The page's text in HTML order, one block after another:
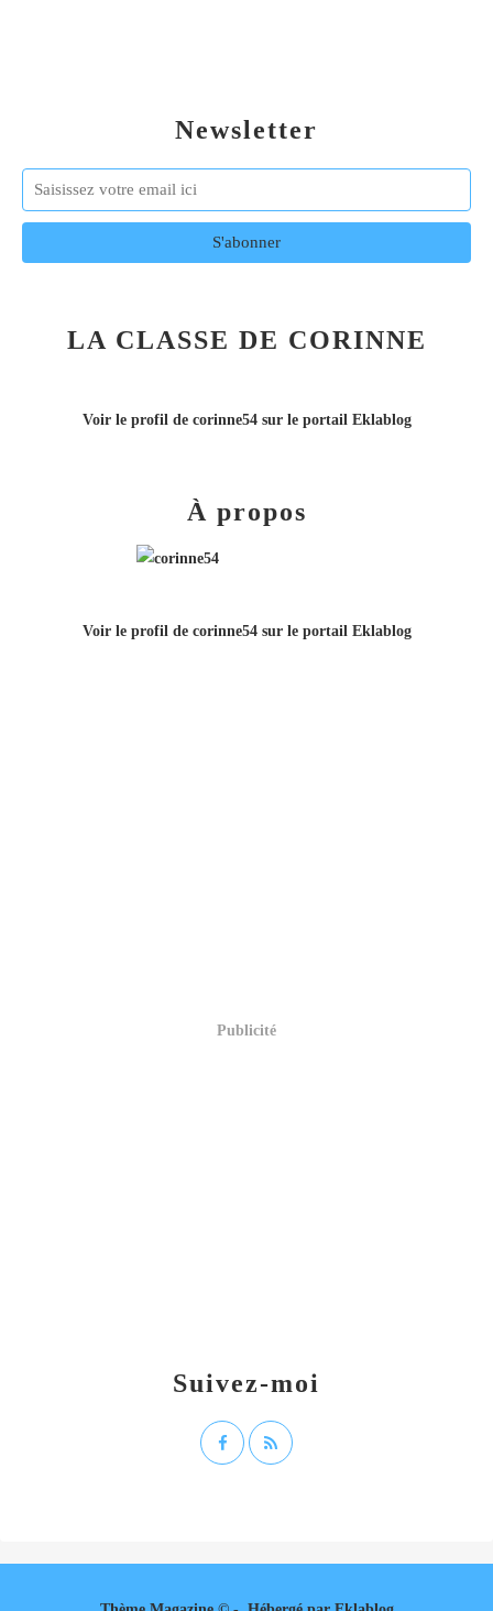
Newsletter
LA CLASSE DE CORINNE
Voir le profil de corinne54sur le portail Eklablog
Suivez-moi
À propos
Voir le profil de corinne54sur le portail Eklablog
Publicité